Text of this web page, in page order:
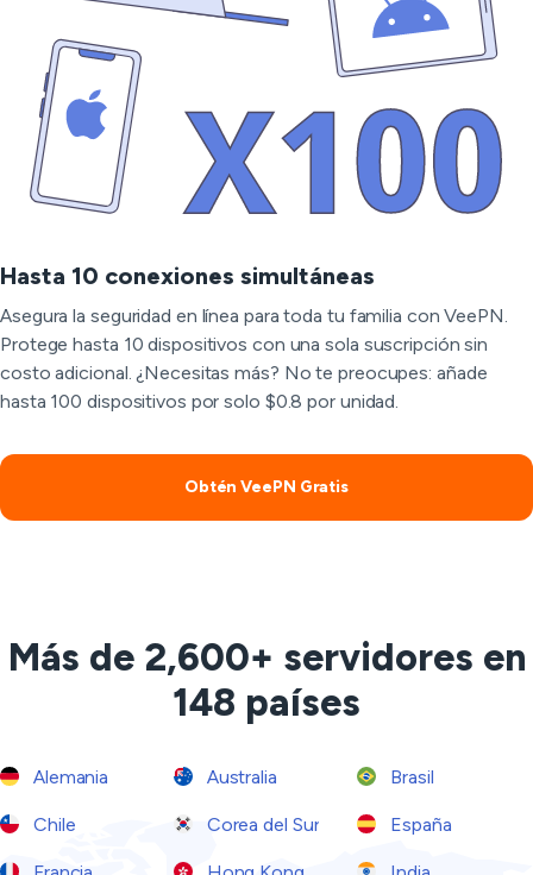
Hasta 10 conexiones simultáneas
Asegura la seguridad en línea para toda tu familia con VeePN.
Protege hasta 10 dispositivos con una sola suscripción sin
costo adicional. ¿Necesitas más? No te preocupes: añade
hasta 100 dispositivos por solo $0.8 por unidad.
Obtén VeePN Gratis
Más de 2,600+ servidores en
148 países
Alemania Australia Brasil
Chile Corea del Sur España